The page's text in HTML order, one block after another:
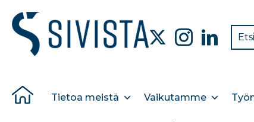
Tietoa meistä Vaikutamme